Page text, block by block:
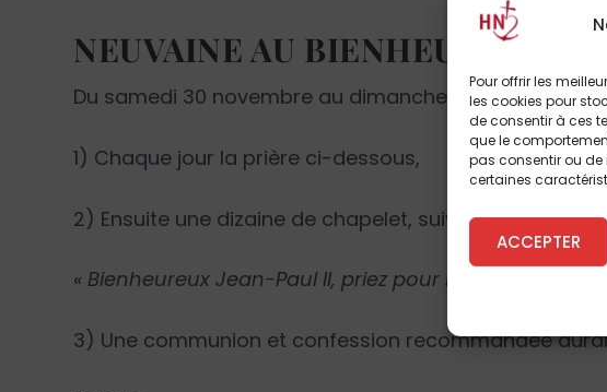
Pour offrir les
les cookies pour
de consentir à ces
que le
pas consentir ou de
certaines
ACCEPTER
NEUVAINE AU BIENHEUREUX
Du samedi 30 novembre au dimanche 8 décembre
1) Chaque jour la prière ci-dessous,
2) Ensuite une dizaine de chapelet, suivie de
« Bienheureux Jean-Paul II, priez pour nous ! »
3) Une communion et confession recommandée